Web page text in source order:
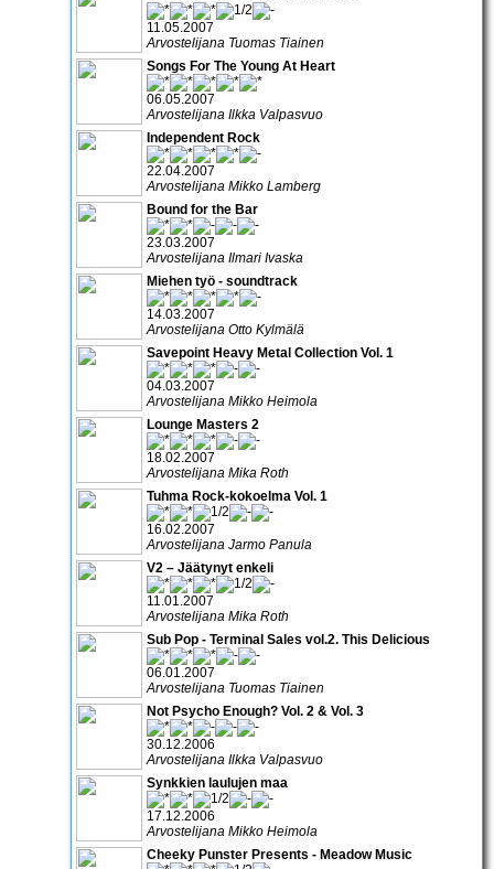
11.05.2007
Arvostelijana Tuomas Tiainen
Songs For The Young At Heart
06.05.2007
Arvostelijana Ilkka Valpasvuo
Independent Rock
22.04.2007
Arvostelijana Mikko Lamberg
Bound for the Bar
23.03.2007
Arvostelijana Ilmari Ivaska
Miehen työ - soundtrack
14.03.2007
Arvostelijana Otto Kylmälä
Savepoint Heavy Metal Collection Vol. 1
04.03.2007
Arvostelijana Mikko Heimola
Lounge Masters 2
18.02.2007
Arvostelijana Mika Roth
Tuhma Rock-kokoelma Vol. 1
16.02.2007
Arvostelijana Jarmo Panula
V2 – Jäätynyt enkeli
11.01.2007
Arvostelijana Mika Roth
Sub Pop - Terminal Sales vol.2. This Delicious
06.01.2007
Arvostelijana Tuomas Tiainen
Not Psycho Enough? Vol. 2 & Vol. 3
30.12.2006
Arvostelijana Ilkka Valpasvuo
Synkkien laulujen maa
17.12.2006
Arvostelijana Mikko Heimola
Cheeky Punster Presents - Meadow Music